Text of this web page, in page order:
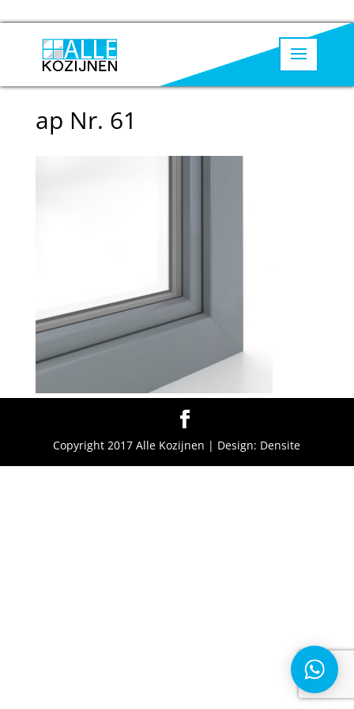
ap Nr. 61
Copyright 2017 Alle Kozijnen | Design: Densite